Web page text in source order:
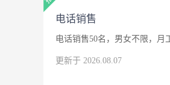
电话销售
电话销售50名，男女不限，月
更新于 2026.08.07